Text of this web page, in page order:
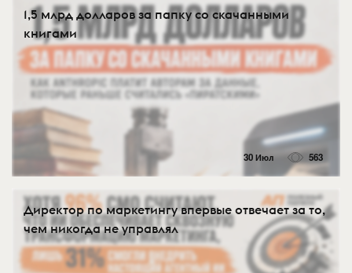
1,5 млрд долларов за папку со скачанными
книгами
30 Июл 563
Директор по маркетингу впервые отвечает за то,
чем никогда не управлял